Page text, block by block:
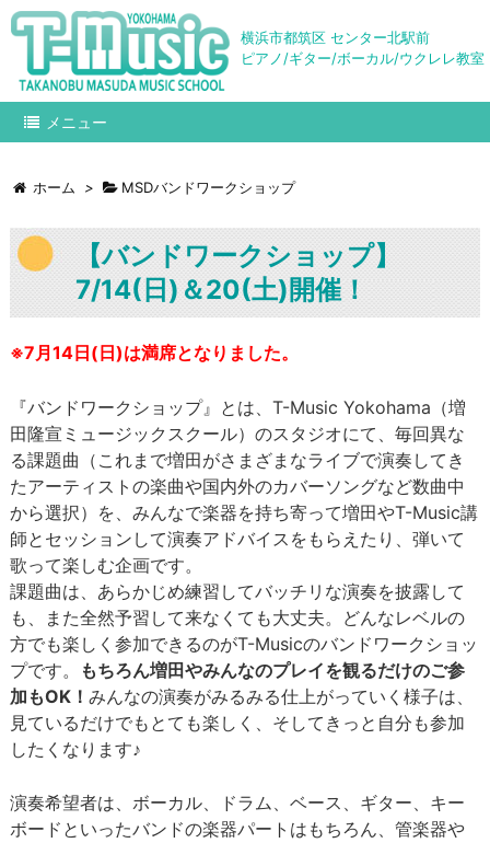
横浜市都筑区 センター北駅前
ピアノ/ギター/ボーカル/ウクレレ教室
メニュー
ホーム > MSDバンドワークショップ
【バンドワークショップ】
7/14(日)＆20(土)開催！
※7月14日(日)は満席となりました。
『バンドワークショップ』とは、T-Music Yokohama（増
田隆宣ミュージックスクール）のスタジオにて、毎回異な
る課題曲（これまで増田がさまざまなライブで演奏してき
たアーティストの楽曲や国内外のカバーソングなど数曲中
から選択）を、みんなで楽器を持ち寄って増田やT-Music講
師とセッションして演奏アドバイスをもらえたり、弾いて
歌って楽しむ企画です。
課題曲は、あらかじめ練習してバッチリな演奏を披露して
も、また全然予習して来なくても大丈夫。どんなレベルの
方でも楽しく参加できるのがT-Musicのバンドワークショッ
プです。
もちろん増田やみんなのプレイを観るだけのご参
加もOK！ みんなの演奏がみるみる仕上がっていく様子は、
見ているだけでもとても楽しく、そしてきっと自分も参加
したくなります♪
演奏希望者は、ボーカル、ドラム、ベース、ギター、キー
ボードといったバンドの楽器パートはもちろん、管楽器や